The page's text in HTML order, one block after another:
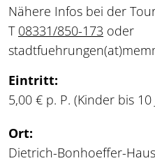
Nähere Infos bei der
T 08331/850-173 oder
stadtfuehrungen(at)
Eintritt:
5,00 € p. P. (Kinder bis 10
Ort:
Dietrich-Bonhoeffer-Haus